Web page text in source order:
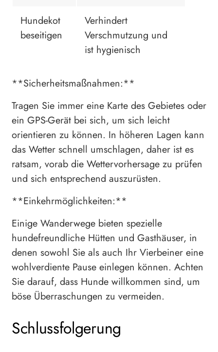
Hundekot
beseitigen
Verhindert
Verschmutzung und
ist hygienisch
**Sicherheitsmaßnahmen:**
Tragen Sie immer eine Karte des Gebietes oder
ein GPS-Gerät bei sich, um sich leicht
orientieren zu können. In höheren Lagen kann
das Wetter schnell umschlagen, daher ist es
ratsam, vorab die Wettervorhersage zu prüfen
und sich entsprechend auszurüsten.
**Einkehrmöglichkeiten:**
Einige Wanderwege bieten spezielle
hundefreundliche Hütten und Gasthäuser, in
denen sowohl Sie als auch Ihr Vierbeiner eine
wohlverdiente Pause einlegen können. Achten
Sie darauf, dass Hunde willkommen sind, um
böse Überraschungen zu vermeiden.
Schlussfolgerung